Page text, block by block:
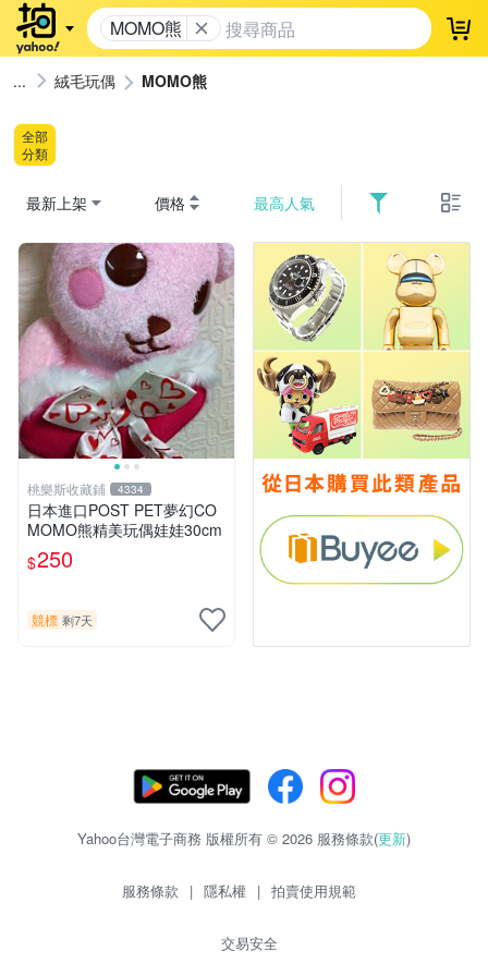
MOMO熊 登
絨毛玩偶 MOMO熊
全部
分類
最新上架 價格 最高人氣
桃樂斯收藏鋪 4334
日本進口POST PET夢幻CO
MOMO熊精美玩偶娃娃30cm
$250
競標 剩7天
Yahoo台灣電子商務 版權所有 © 2026 服務條款(更新)
服務條款 | 隱私權 | 拍賣使用規範
交易安全